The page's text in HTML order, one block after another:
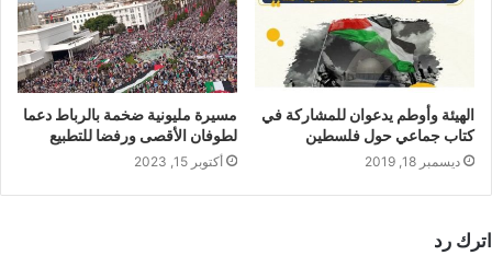
الهيئة وأوطم يدعوان للمشاركة في
كتاب جماعي حول فلسطين
ديسمبر 18, 2019
مسيرة مليونية ضخمة بالرباط دعما
لطوفان الأقصى ورفضا للتطبيع
أكتوبر 15, 2023
اترك رد